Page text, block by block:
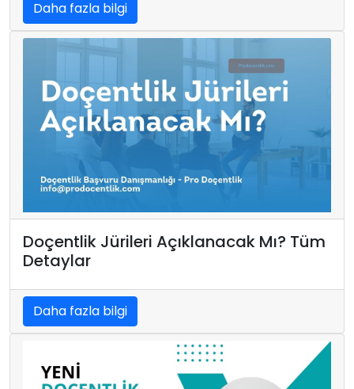
Daha fazla bilgi
Doçentlik Jürileri Açıklanacak Mı? Tüm
Detaylar
Daha fazla bilgi